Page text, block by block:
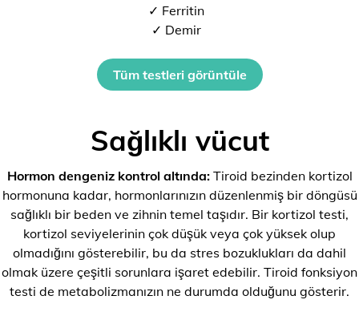
✓ Ferritin
✓ Demir
Tüm testleri görüntüle
Sağlıklı vücut
Hormon dengeniz kontrol altında:Tiroid bezinden kortizol
hormonuna kadar, hormonlarınızın düzenlenmiş bir döngüsü
sağlıklı bir beden ve zihnin temel taşıdır. Bir kortizol testi,
kortizol seviyelerinin çok düşük veya çok yüksek olup
olmadığını gösterebilir, bu da stres bozuklukları da dahil
olmak üzere çeşitli sorunlara işaret edebilir. Tiroid fonksiyon
testi de metabolizmanızın ne durumda olduğunu gösterir.